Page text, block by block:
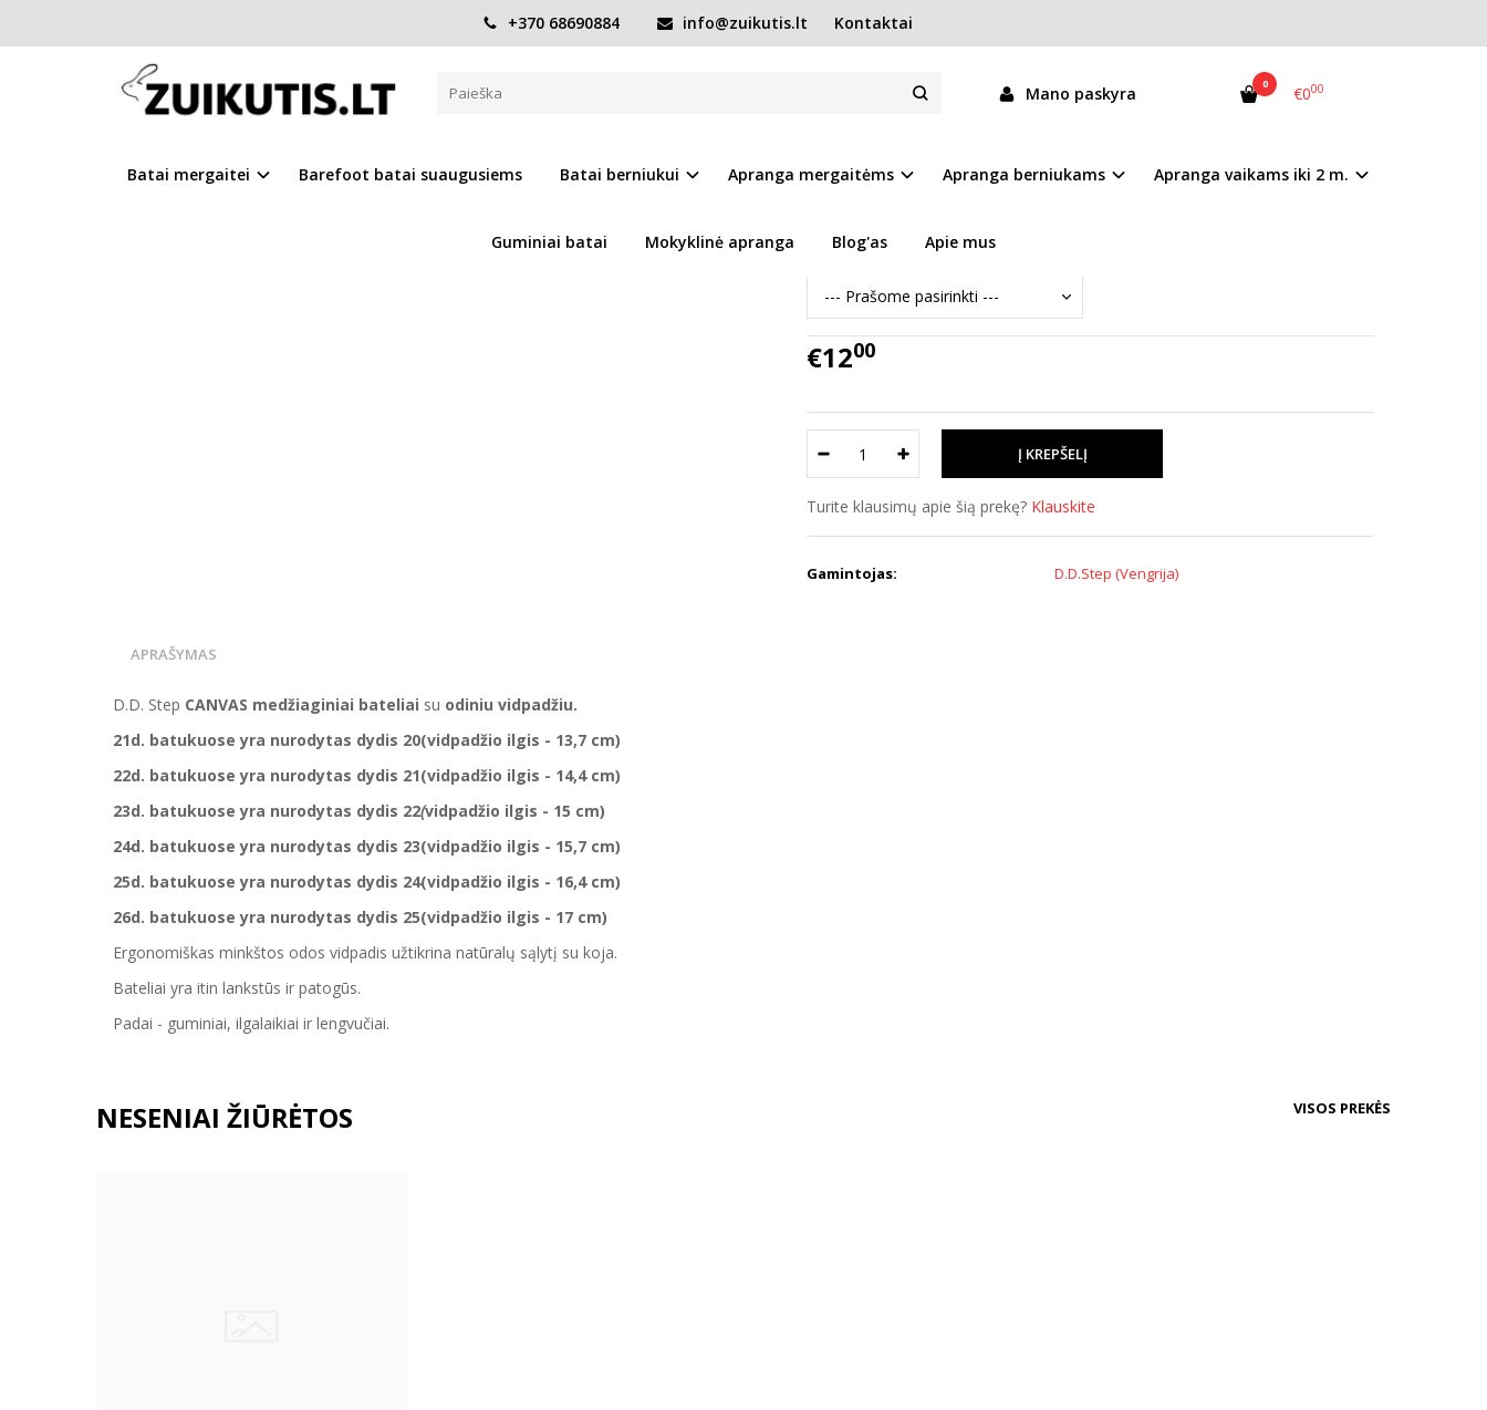
+370 68690884 info@zuikutis.lt Kontaktai
Mano paskyra 0 €000
Batai mergaitei Barefoot batai suaugusiems Batai berniukui Apranga mergaitėms Apranga berniukams Apranga vaikams iki 2 m.
Guminiai batai Mokyklinė apranga Blog'as Apie mus
Pagrindinis Batai berniukui CANVAS Tamsiai mėlyni batai 21-26 d. CSB-112
TAMSIAI MĖLYNI BATAI 21-26 D. CSB-112
Į PALYGINIMĄ Į NORŲ SĄRAŠĄ
Prekės kodas:
9788-CSB-112
Pasirinkite dydį :
€1200
Turite klausimų apie šią prekę? Klauskite
Gamintojas: D.D.Step (Vengrija)
APRAŠYMAS
D.D. Step CANVAS medžiaginiai bateliai su odiniu vidpadžiu.
21d. batukuose yra nurodytas dydis 20(vidpadžio ilgis - 13,7 cm)
22d. batukuose yra nurodytas dydis 21(vidpadžio ilgis - 14,4 cm)
23d. batukuose yra nurodytas dydis 22(vidpadžio ilgis - 15 cm)
24d. batukuose yra nurodytas dydis 23(vidpadžio ilgis - 15,7 cm)
25d. batukuose yra nurodytas dydis 24(vidpadžio ilgis - 16,4 cm)
26d. batukuose yra nurodytas dydis 25(vidpadžio ilgis - 17 cm)
Ergonomiškas minkštos odos vidpadis užtikrina natūralų sąlytį su koja.
Bateliai yra itin lankstūs ir patogūs.
Padai - guminiai, ilgalaikiai ir lengvučiai.
NESENIAI ŽIŪRĖTOS VISOS PREKĖS